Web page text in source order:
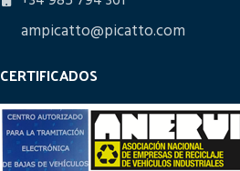
ampicatto@picatto.com
CERTIFICADOS